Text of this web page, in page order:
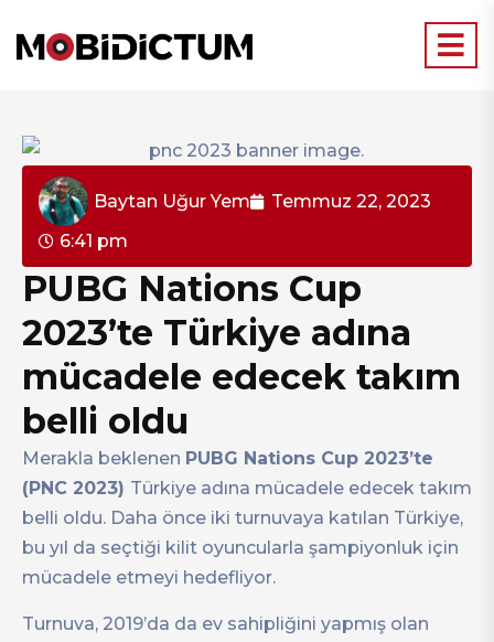
Baytan Uğur Yem
Temmuz 22, 2023
6:41 pm
PUBG Nations Cup
2023’te Türkiye adına
mücadele edecek takım
belli oldu
Merakla beklenen PUBG Nations Cup 2023’te
(PNC 2023) Türkiye adına mücadele edecek takım
belli oldu. Daha önce iki turnuvaya katılan Türkiye,
bu yıl da seçtiği kilit oyuncularla şampiyonluk için
mücadele etmeyi hedefliyor.
Turnuva, 2019’da da ev sahipliğini yapmış olan